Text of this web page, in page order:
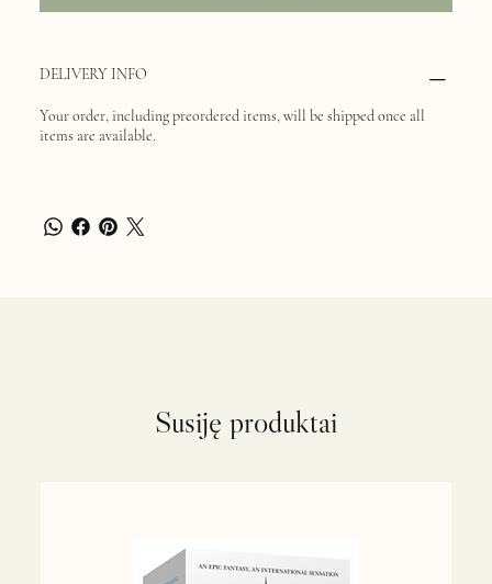
DELIVERY INFO
Your order, including preordered items, will be shipped once all
items are available.
Susiję produktai